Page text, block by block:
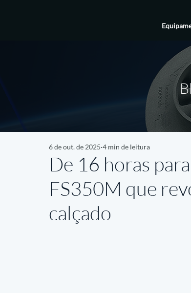
De 16 horas
FS350M que
calçado
6 de out. de 2025 4 min de leitura